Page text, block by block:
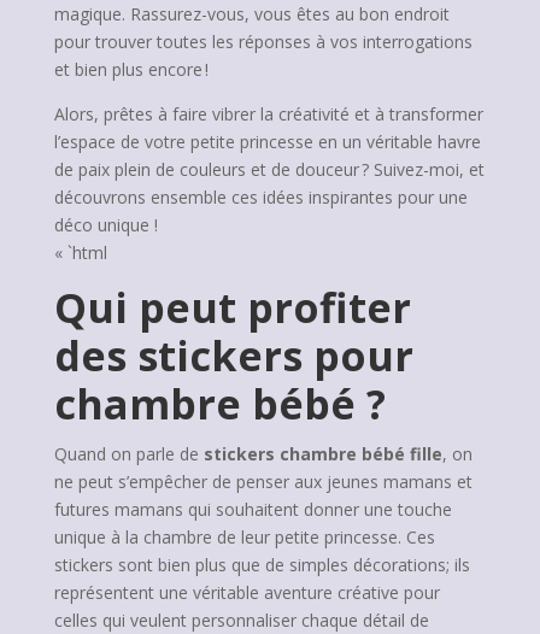
magique. Rassurez-vous, vous êtes au bon endroit
pour trouver toutes les réponses à vos interrogations
et bien plus encore !
Alors, prêtes à faire vibrer la créativité et à transformer
l’espace de votre petite princesse en un véritable havre
de paix plein de couleurs et de douceur ? Suivez-moi, et
découvrons ensemble ces idées inspirantes pour une
déco unique !
« `html
Qui peut profiter
des stickers pour
chambre bébé ?
Quand on parle de stickers chambre bébé fille, on
ne peut s’empêcher de penser aux jeunes mamans et
futures mamans qui souhaitent donner une touche
unique à la chambre de leur petite princesse. Ces
stickers sont bien plus que de simples décorations; ils
représentent une véritable aventure créative pour
celles qui veulent personnaliser chaque détail de